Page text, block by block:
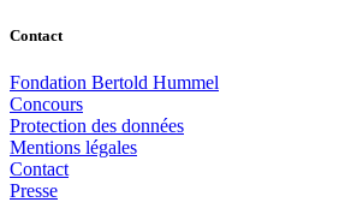
Contact
Fondation Bertold Hummel
Concours
Protection des données
Mentions légales
Contact
Presse